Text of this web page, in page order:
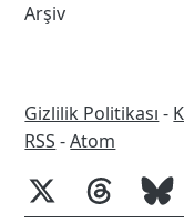
Arşiv
Gizlilik Politikası -
RSS
RSS -Atom